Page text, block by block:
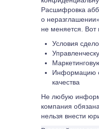
Расшифровка
о
не меняется.
Условия
Информацию
качества
Не любую
компания
нельзя внести